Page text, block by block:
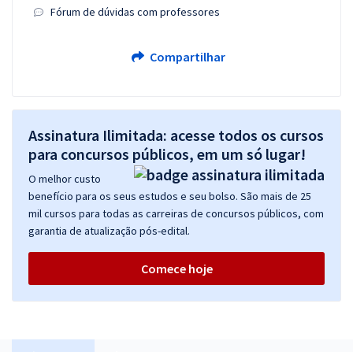
Fórum de dúvidas com professores
Compartilhar
Assinatura Ilimitada: acesse todos os cursos
para concursos públicos, em um só lugar!
O melhor custo
benefício para os seus estudos e seu bolso. São mais de 25
mil cursos para todas as carreiras de concursos públicos, com
garantia de atualização pós-edital.
Comece hoje